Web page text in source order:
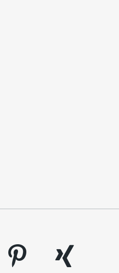
pinterest
xing